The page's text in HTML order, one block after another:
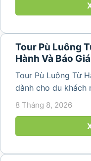
Tour Pù Luông
Hành Và Báo Giá
Tour Pù Luông Từ
dành cho du khách
phố để tìm về
những bản làng
thang đặc trưng.
8 Tháng 8, 2026